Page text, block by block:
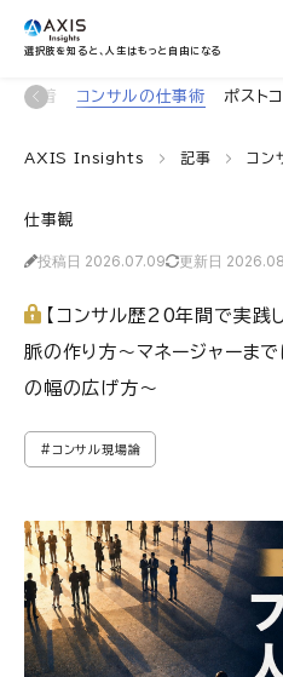
選択肢を知ると、人生はもっと自由になる
新着 コンサルの仕事術 ポスト
AXIS Insights 記事 コン
仕事観
投稿日 2026.07.09 更新日
【コンサル歴20年間で実践
脈の作り方～マネージャーま
の幅の広げ方～
#コンサル現場論